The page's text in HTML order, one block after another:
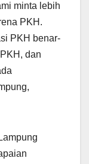
minta lebih
PKH.
PKH benar-
dan